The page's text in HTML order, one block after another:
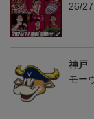
26/
神戸
モー